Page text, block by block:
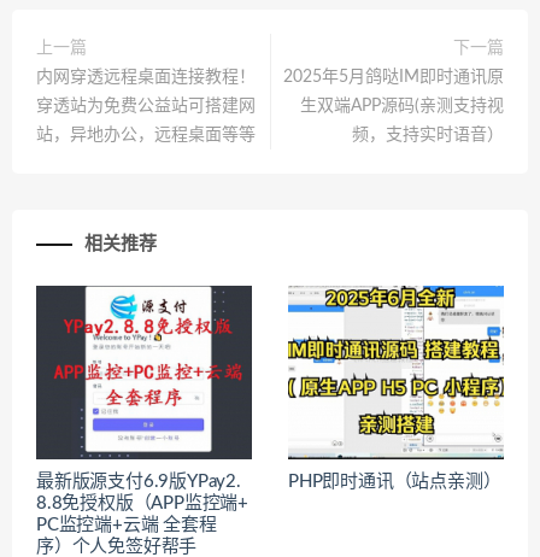
上一篇
内网穿透远程桌面连接教程！
穿透站为免费公益站可搭建网
站，异地办公，远程桌面等等
下一篇
2025年5月鸽哒IM即时通讯原
生双端APP源码(亲测支持视
频，支持实时语音）
相关推荐
最新版源支付6.9版YPay2.
8.8免授权版（APP监控端+
PC监控端+云端 全套程
序）个人免签好帮手
PHP即时通讯（站点亲测）